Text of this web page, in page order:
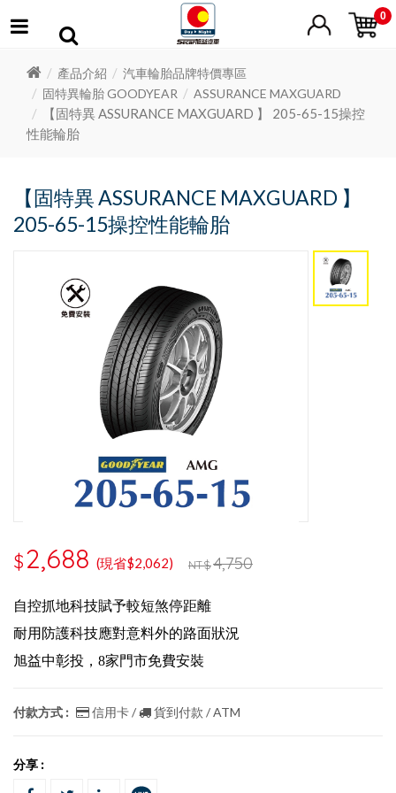
0
產品介紹
汽車輪胎品牌特價專區
固特異輪胎 GOODYEAR
ASSURANCE MAXGUARD
【固特異 ASSURANCE MAXGUARD 】 205-65-15操控
性能輪胎
【固特異 ASSURANCE MAXGUARD 】
205-65-15操控性能輪胎
$2,688 (現省$2,062) NT$4,750
自控抓地科技賦予較短煞停距離
耐用防護科技應對意料外的路面狀況
旭益中彰投，8家門市免費安裝
付款方式 : 信用卡 / 貨到付款 / ATM
分享 :